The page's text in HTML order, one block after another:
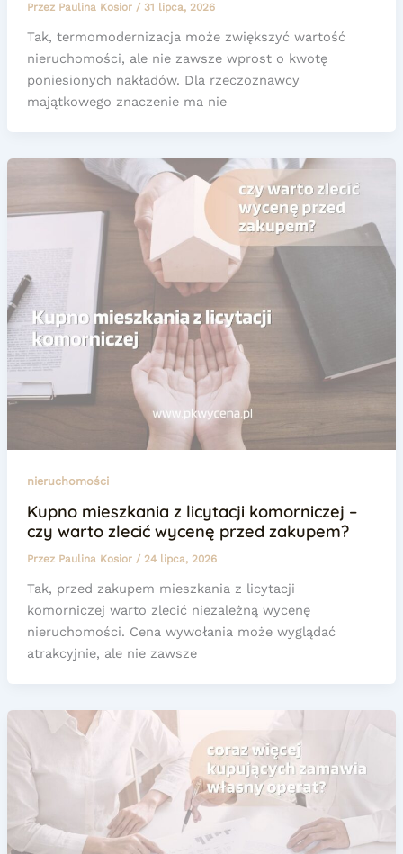
Przez Paulina Kosior / 31 lipca, 2026
Tak, termomodernizacja może zwiększyć wartość
nieruchomości, ale nie zawsze wprost o kwotę
poniesionych nakładów. Dla rzeczoznawcy
majątkowego znaczenie ma nie
nieruchomości
Kupno mieszkania z licytacji komorniczej –
czy warto zlecić wycenę przed zakupem?
Przez Paulina Kosior / 24 lipca, 2026
Tak, przed zakupem mieszkania z licytacji
komorniczej warto zlecić niezależną wycenę
nieruchomości. Cena wywołania może wyglądać
atrakcyjnie, ale nie zawsze